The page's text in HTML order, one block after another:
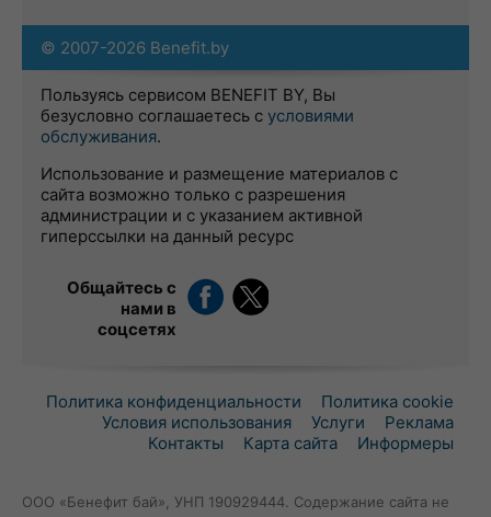
© 2007-2026 Benefit.by
Пользуясь сервисом BENEFIT BY, Вы
безусловно соглашаетесь с условиями
обслуживания.
Использование и размещение материалов с
сайта возможно только с разрешения
администрации и с указанием активной
гиперссылки на данный ресурс
Общайтесь с
нами в
соцсетях
Политика конфиденциальности
Политика cookie
Условия использования
Услуги
Реклама
Контакты
Карта сайта Информеры
ООО «Бенефит бай», УНП 190929444. Содержание сайта не